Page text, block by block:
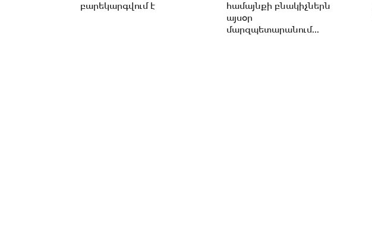
բարեկարգվում է
համայնքի բնակիչներն
այսօր
մարզպետարանում...